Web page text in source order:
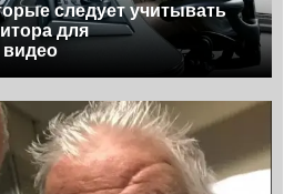
следует учитывать
для
видео